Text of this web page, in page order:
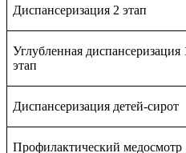
Диспансеризация 2 этап
Углубленная диспансеризация
этап
Диспансеризация детей-сирот
Профилактический медосмотр